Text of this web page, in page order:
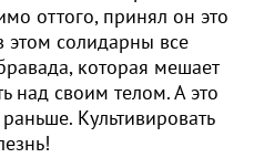
оттого, принял он это
этом солидарны все
которая мешает
над своим телом. А это
Культивировать